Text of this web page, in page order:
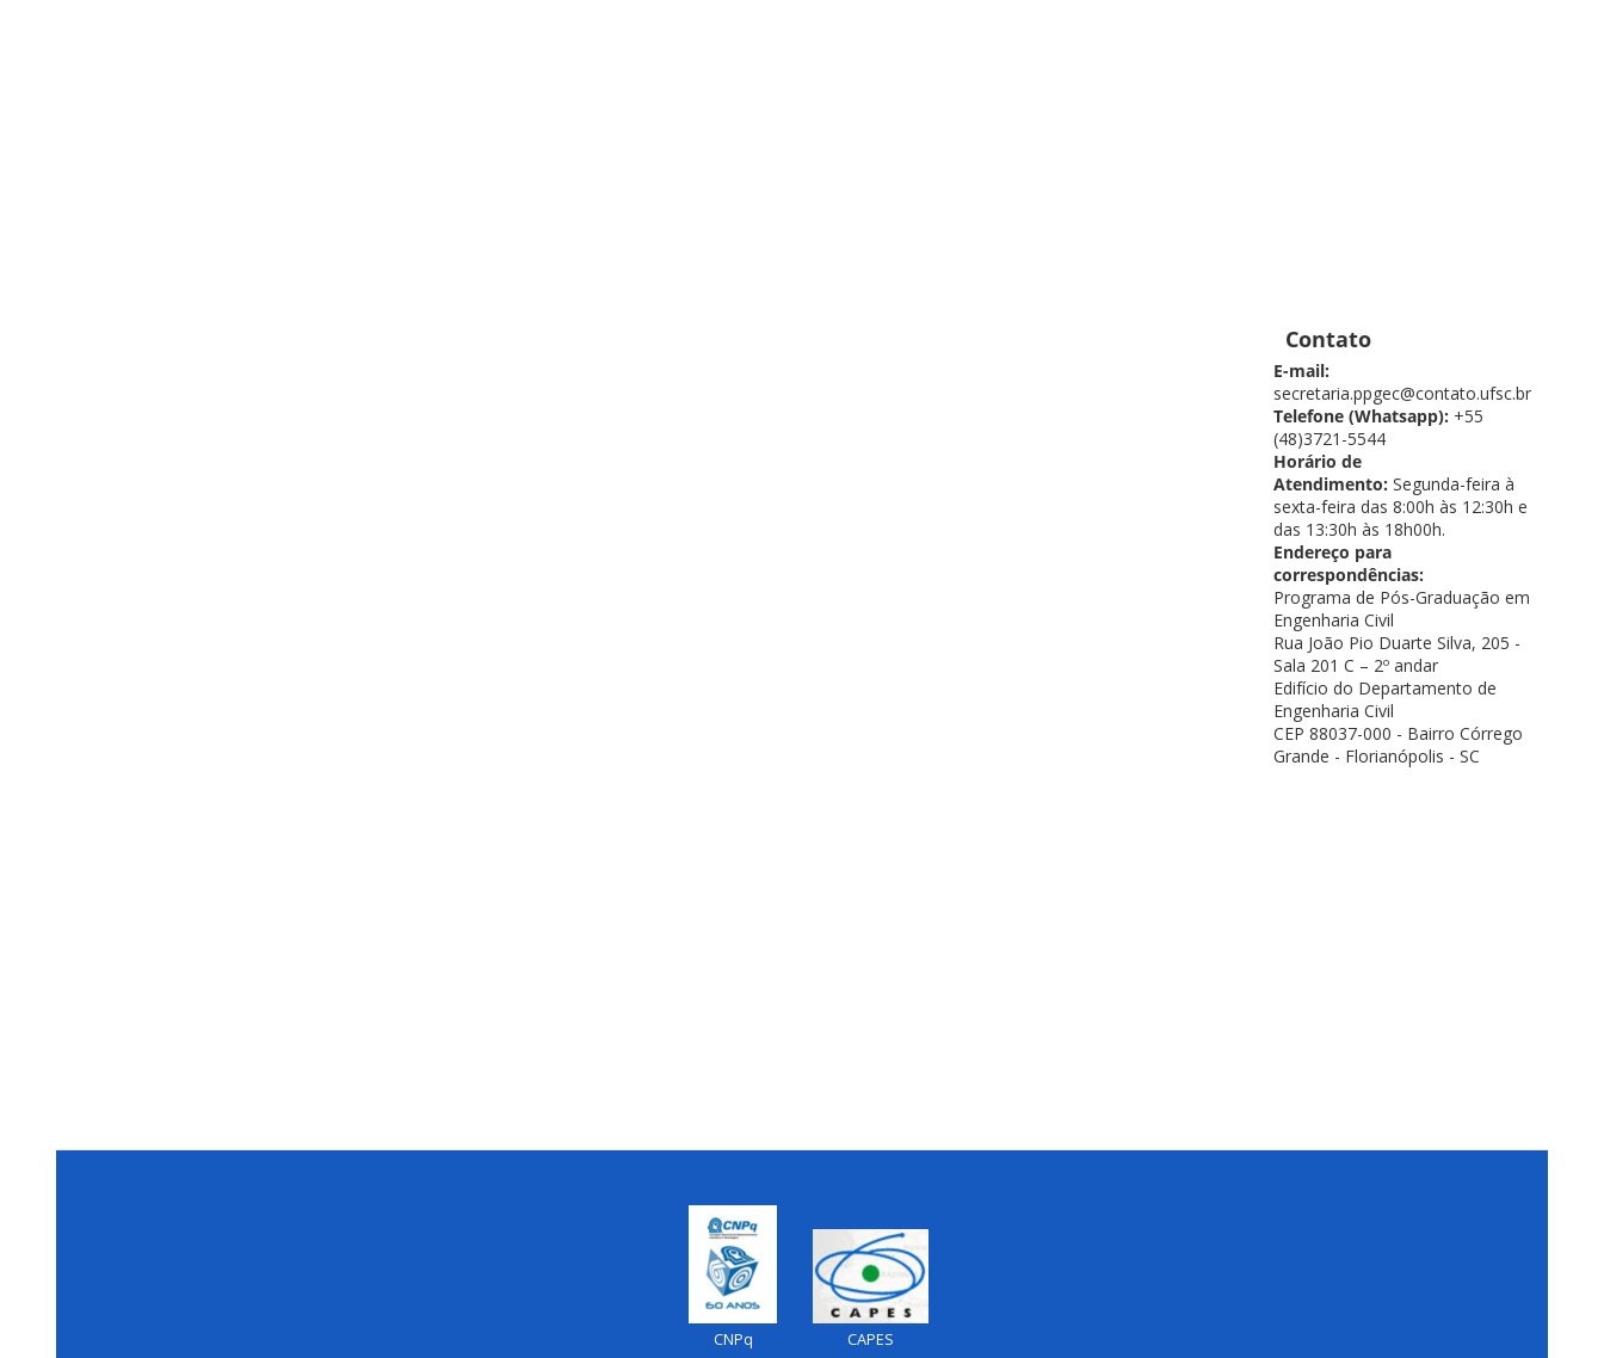
Contato
E-mail:
secretaria.ppgec@contato.ufsc.br
Telefone (Whatsapp): +55
(48)3721-5544
Horário de
Atendimento: Segunda-feira à
sexta-feira das 8:00h às 12:30h e
das 13:30h às 18h00h.
Endereço para
correspondências:
Programa de Pós-Graduação em
Engenharia Civil
Rua João Pio Duarte Silva, 205 -
Sala 201 C – 2º andar
Edifício do Departamento de
Engenharia Civil
CEP 88037-000 - Bairro Córrego
Grande - Florianópolis - SC
CNPq CAPES